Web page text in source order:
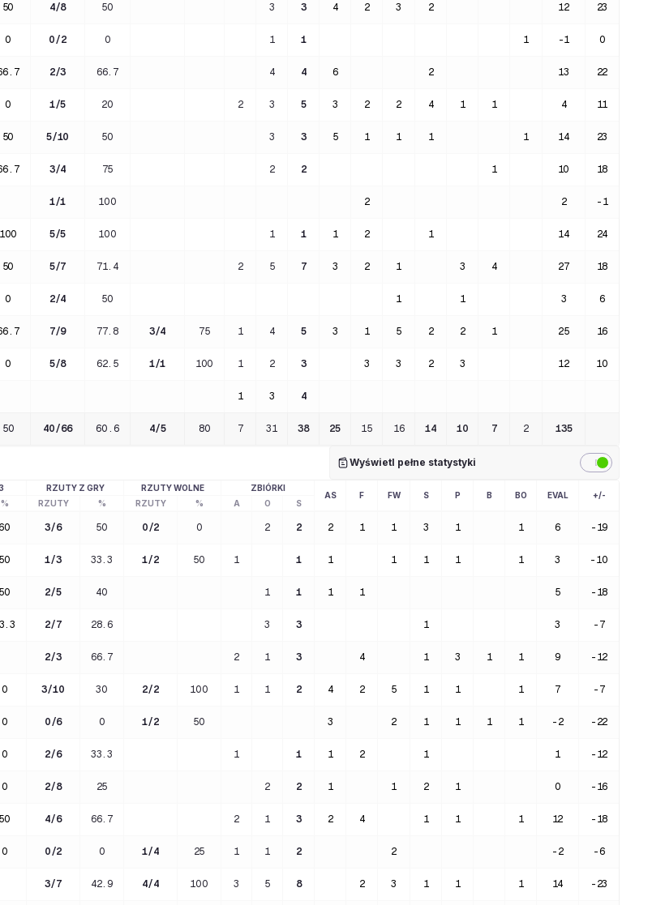
50 4/8 50 3 3 4 2 3 2 12 23
0 0 /2 0 1 1 1 -1 0
2/3 66.7 4 4 6 2 13 22
0 1/5 20 2 3 5 3 2 2 4 1 1 4 11
50 5/10 50 3 3 5 1 1 1 1 14 23
3/4 75 2 2 1 10 18
1/1 100 2 2 -1
100 5/5 100 1 1 1 2 1 14 24
50 5/7 71.4 2 5 7 3 2 1 3 4 27 18
0 2/4 50 1 1 3 6
7/9 77.8 3/4 75 1 4 5 3 1 5 2 2 1 25 16
0 5/8 62.5 1/1 100 1 2 3 3 3 2 3 12 10
1 3 4
50 40 /66 60.6 4/5 80 7 31 38 25 15 16 14 10 7 2 135
Wyświetl pełne statystyki
RZUTY Z GRY RZUTY WOLNE ZBIÓRKI
AS F FW S P B BO EVAL
+/-
% RZUTY % RZUTY % A O S
60 3/6 50 0 /2 0 2 2 2 1 1 3 1 1 6 -19
50 1/3 33.3 1/2 50 1 1 1 1 1 1 1 3 -10
50 2/5 40 1 1 1 1 5 -18
2/7 28.6 3 3 1 3 -7
2/3 66.7 2 1 3 4 1 3 1 1 9 -12
0 3/10 30 2/2 100 1 1 2 4 2 5 1 1 1 7 -7
0 0 /6 0 1/2 50 3 2 1 1 1 1 -2 -22
0 2/6 33.3 1 1 1 2 1 1 -12
0 2/8 25 2 2 1 1 2 1 0 -16
50 4/6 66.7 2 1 3 2 4 1 1 1 12 -18
0 0 /2 0 1/4 25 1 1 2 2 -2 -6
3/7 42.9 4/4 100 3 5 8 2 3 1 1 1 14 -23